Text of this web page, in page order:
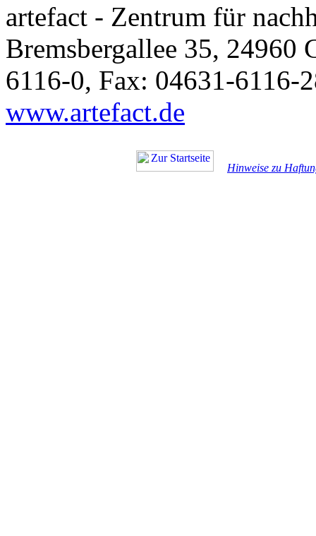
artefact - Zentrum für
Bremsbergallee 35, 24960
6116-0, Fax: 04631-6116-
www.artefact.de
Hinweise zu